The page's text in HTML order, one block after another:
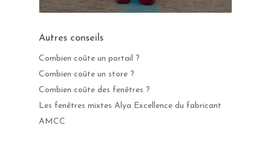
Autres conseils
Combien coûte un portail ?
Combien coûte un store ?
Combien coûte des fenêtres ?
Les fenêtres mixtes Alya Excellence du fabricant
AMCC